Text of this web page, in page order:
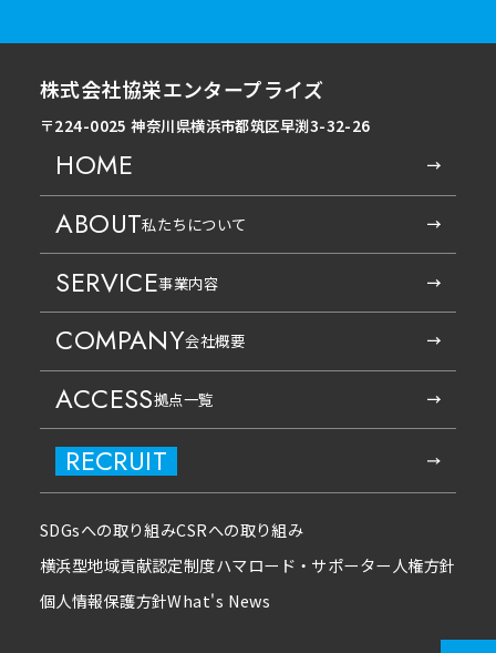
株式会社協栄エンタープライズ
〒224-0025 神奈川県横浜市都筑区早渕3-32-26
HOME
ABOUT私たちについて
SERVICE事業内容
COMPANY会社概要
ACCESS拠点一覧
RECRUIT
SDGsへの取り組みCSRへの取り組み
横浜型地域貢献認定制度ハマロード・サポーター 人権方針
個人情報保護方針What's News